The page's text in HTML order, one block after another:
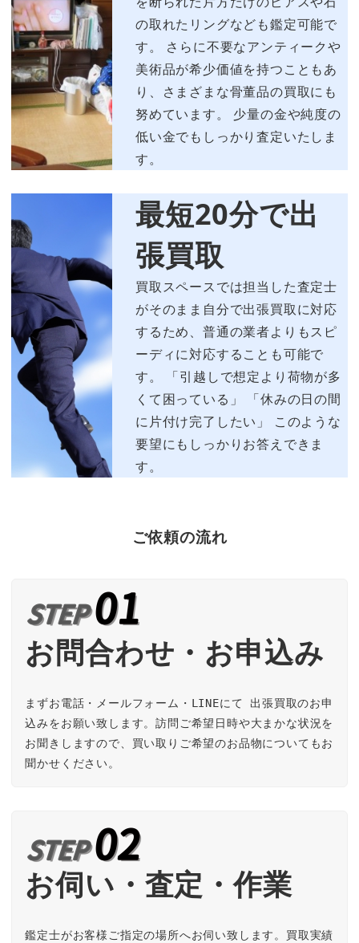
の取れたリングなども鑑定可能で
す。 さらに不要なアンティークや
美術品が希少価値を持つこともあ
り、さまざまな骨董品の買取にも
努めています。 少量の金や純度の
低い金でもしっかり査定いたしま
す。
最短20分で出
張買取
買取スペースでは担当した査定士
がそのまま自分で出張買取に対応
するため、普通の業者よりもスピ
ーディに対応することも可能で
す。 「引越しで想定より荷物が多
くて困っている」 「休みの日の間
に片付け完了したい」 このような
要望にもしっかりお答えできま
す。
ご依頼の流れ
お問合わせ・お申込み
まずお電話・メールフォーム・LINEにて 出張買取のお申
込みをお願い致します。訪問ご希望日時や大まかな状況を
お聞きしますので、買い取りご希望のお品物についてもお
聞かせください。
お伺い・査定・作業
鑑定士がお客様ご指定の場所へお伺い致します。買取実績